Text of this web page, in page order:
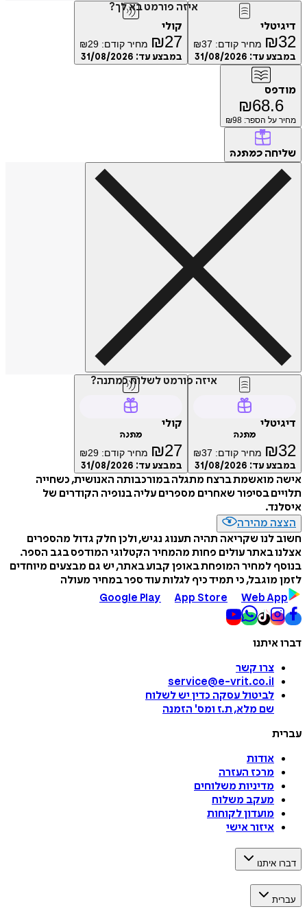
איזה פורמט בא לך?
דיגיטלי
₪32 מחיר קודם: ₪37
במבצע עד: 31/08/2026
קולי
₪27 מחיר קודם: ₪29
במבצע עד: 31/08/2026
מודפס
₪68.6
מחיר על הספר: ₪ 98
שליחה כמתנה
איזה פורמט לשלוח כמתנה?
דיגיטלי
מתנה
₪32 מחיר קודם: ₪37
במבצע עד: 31/08/2026
קולי
מתנה
₪27 מחיר קודם: ₪29
במבצע עד: 31/08/2026
אישה מואשמת ברצח מתגלה במורכבותה האנושית, כשחייה
תלויים בסיפור שאחרים מספרים עליה בנופיה הקודרים של
איסלנד.
הצצה מהירה
חשוב לנו שקריאה תהיה תענוג נגיש, ולכן חלק גדול מהספרים
אצלנו באתר עולים פחות מהמחיר הקטלוגי המודפס בגב הספר.
בנוסף למחיר המופחת באופן קבוע באתר, יש גם מבצעים מיוחדים
לזמן מוגבל, כי תמיד כיף לגלות עוד ספר במחיר מעולה
Google Play
App Store Web App
דברו איתנו
צרו קשר
service@e-vrit.co.il
לביטול עסקה כדין יש לשלוח
שם מלא, ת.ז ומס' הזמנה
עברית
אודות
מרכז העזרה
מדיניות משלוחים
מעקב משלוח
מועדון לקוחות
איזור אישי
דברו איתנו
עברית